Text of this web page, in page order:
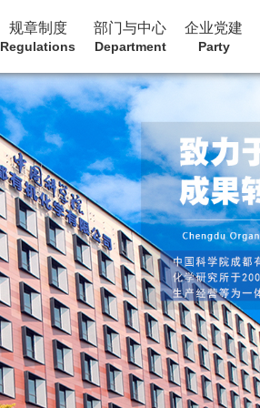
规章制度
Regulations
部门与中心
Department
企业党建
Party